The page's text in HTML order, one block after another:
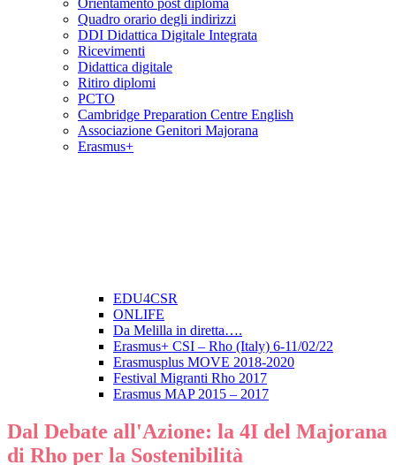
Orientamento post diploma
Quadro orario degli indirizzi
DDI Didattica Digitale Integrata
Ricevimenti
Didattica digitale
Ritiro diplomi
PCTO
Cambridge Preparation Centre English
Associazione Genitori Majorana
Erasmus+
EDU4CSR
ONLIFE
Da Melilla in diretta….
Erasmus+ CSI – Rho (Italy) 6-11/02/22
Erasmusplus MOVE 2018-2020
Festival Migranti Rho 2017
Erasmus MAP 2015 – 2017
Dal Debate all'Azione: la 4I del Majorana
di Rho per la Sostenibilità